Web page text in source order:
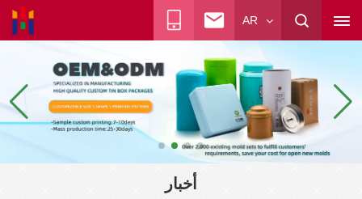
AR
أخبار